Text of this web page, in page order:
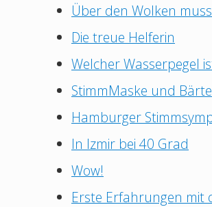
Über den Wolken
Die treue Helferin
Welcher Wasserpegel
StimmMaske und Bärte
Hamburger
In Izmir bei 40 Grad
Wow!
Erste Erfahrungen mit